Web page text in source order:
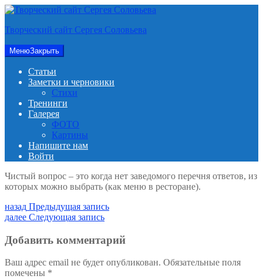
Перейти
содержимому
Творческий сайт Сергея Соловьева
МенюЗакрыть
Статьи
Заметки и черновики
Стихи
Тренинги
Галерея
ФОТО
Картины
Напишите нам
Войти
Чистый вопрос – это когда нет заведомого перечня ответов, из
которых можно выбрать (как меню в ресторане).
Навигация
по
записям
назад Предыдущая
запись:
Предыдущая запись
далее Следующая
Следующая запись
Добавить комментарий
Ваш адрес email не будет опубликован. Обязательные поля
помечены *